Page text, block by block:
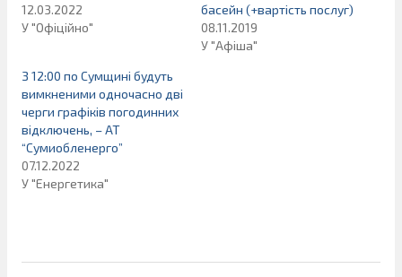
12.03.2022
У "Офіційно"
басейн (+вартість послуг)
08.11.2019
У "Афіша"
З 12:00 по Сумщині будуть
вимкненими одночасно дві
черги графіків погодинних
відключень, – АТ
“Сумиобленерго”
07.12.2022
У "Енергетика"